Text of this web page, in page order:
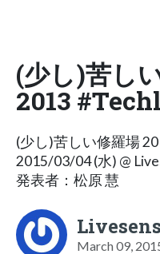
(少し)苦し
2013
(少し)苦しい修羅場
2015/03/04 (水) @
発表者：松原 慧
March 09,